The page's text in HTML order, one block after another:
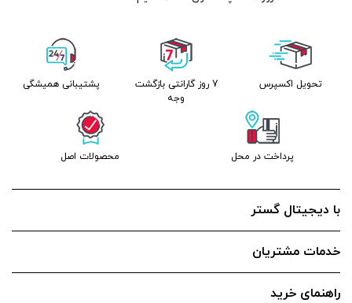
تحویل اکسپرس
7 روز گارانتی بازگشت
وجه
پشتیبانی همیشگی
پرداخت در محل محصولات اصل
با دیجیتال گستر
خدمات مشتریان
راهنمای خرید